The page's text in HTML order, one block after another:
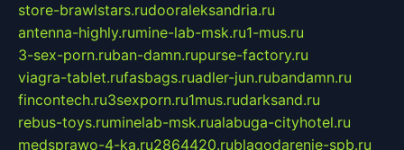
store-brawlstars.rudooraleksandria.ru
antenna-highly.rumine-lab-msk.ru1-mus.ru
3-sex-porn.ruban-damn.rupurse-factory.ru
viagra-tablet.rufasbags.ruadler-jun.rubandamn.ru
fincontech.ru3sexporn.ru1mus.rudarksand.ru
rebus-toys.ruminelab-msk.rualabuga-cityhotel.ru
medsprawo-4-ka.ru2864420.rublagodarenie-spb.ru